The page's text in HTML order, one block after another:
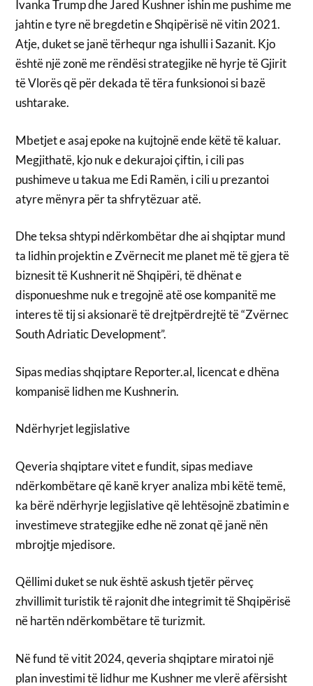
Ivanka Trump dhe Jared Kushner ishin me pushime me
jahtin e tyre në bregdetin e Shqipërisë në vitin 2021.
Atje, duket se janë tërhequr nga ishulli i Sazanit. Kjo
është një zonë me rëndësi strategjike në hyrje të Gjirit
të Vlorës që për dekada të tëra funksionoi si bazë
ushtarake.
Mbetjet e asaj epoke na kujtojnë ende këtë të kaluar.
Megjithatë, kjo nuk e dekurajoi çiftin, i cili pas
pushimeve u takua me Edi Ramën, i cili u prezantoi
atyre mënyra për ta shfrytëzuar atë.
Dhe teksa shtypi ndërkombëtar dhe ai shqiptar mund
ta lidhin projektin e Zvërnecit me planet më të gjera të
biznesit të Kushnerit në Shqipëri, të dhënat e
disponueshme nuk e tregojnë atë ose kompanitë me
interes të tij si aksionarë të drejtpërdrejtë të “Zvërnec
South Adriatic Development”.
Sipas medias shqiptare Reporter.al, licencat e dhëna
kompanisë lidhen me Kushnerin.
Ndërhyrjet legjislative
Qeveria shqiptare vitet e fundit, sipas mediave
ndërkombëtare që kanë kryer analiza mbi këtë temë,
ka bërë ndërhyrje legjislative që lehtësojnë zbatimin e
investimeve strategjike edhe në zonat që janë nën
mbrojtje mjedisore.
Qëllimi duket se nuk është askush tjetër përveç
zhvillimit turistik të rajonit dhe integrimit të Shqipërisë
në hartën ndërkombëtare të turizmit.
Në fund të vitit 2024, qeveria shqiptare miratoi një
plan investimi të lidhur me Kushner me vlerë afërsisht